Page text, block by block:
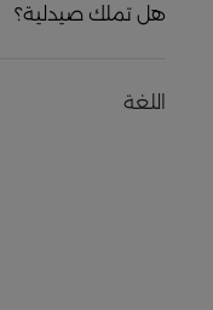
هل تملك صيدلية؟
اللغة